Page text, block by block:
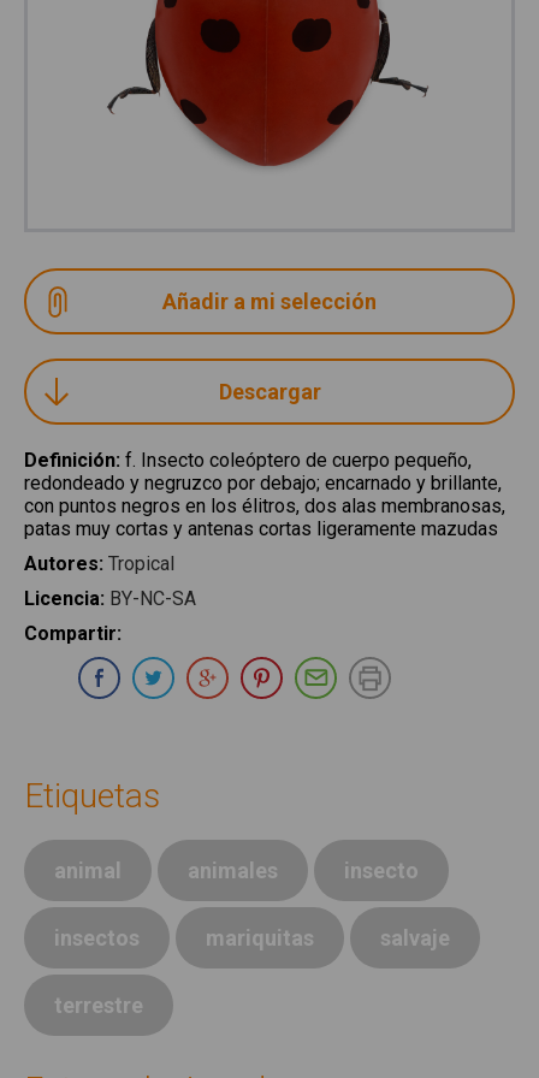
Descargar
Definición: f. Insecto coleóptero de cuerpo pequeño,
redondeado y negruzco por debajo; encarnado y brillante,
con puntos negros en los élitros, dos alas membranosas,
patas muy cortas y antenas cortas ligeramente mazudas
Autores: Tropical
Licencia: BY-NC-SA
Compartir:
Compartir en Whatsapp
Compartir en Facebook
Compartir en Twitter
Compartir en Google Plus
Compartir en Pinterest
Compartir por E-
Etiquetas
animal animales insecto
insectos mariquitas salvaje
terrestre